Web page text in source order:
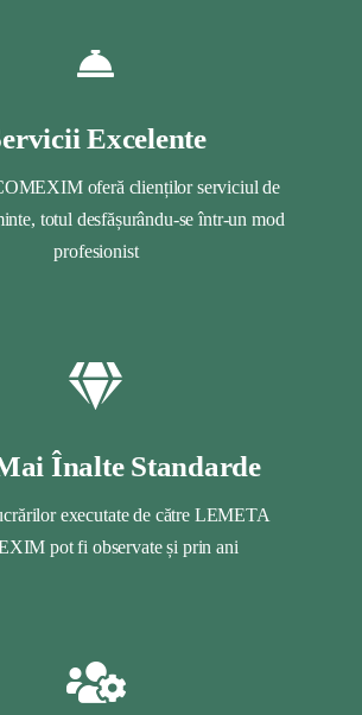
Excelente
oferă clienților serviciul de
totul desfășurându-se într-un mod
profesionist
Înalte Standarde
executate de către LEMETA
pot fi observate și prin ani